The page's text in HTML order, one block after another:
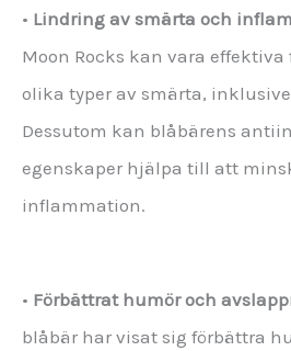
• Lindring av smärta och
Moon Rocks kan vara
olika typer av smärta,
Dessutom kan blåbärens
egenskaper hjälpa till att
inflammation.
• Förbättrat humör och
blåbär har visat sig förbättra